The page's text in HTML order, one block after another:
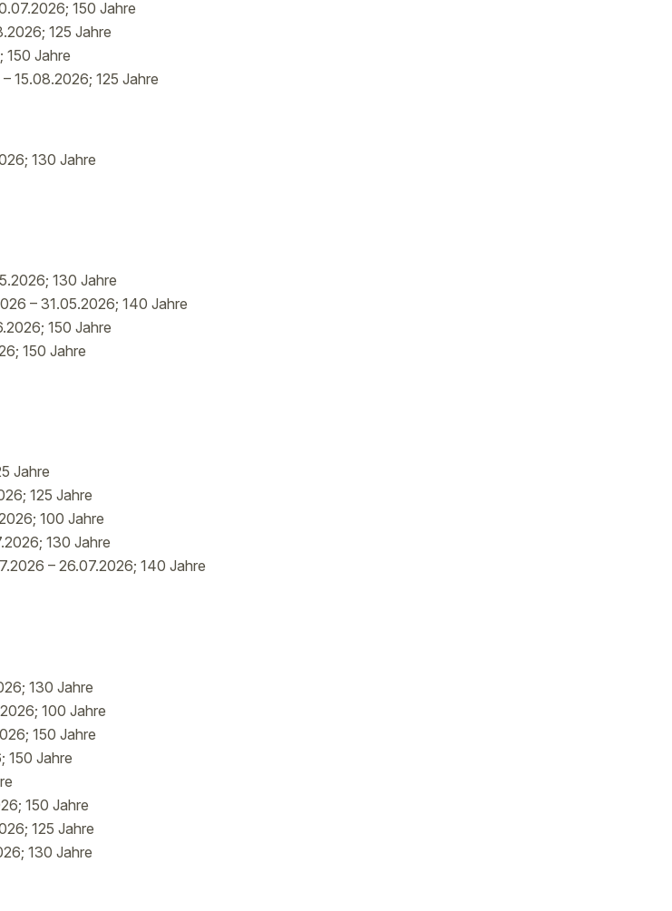
150 Jahre
125 Jahre
150 Jahre
15.08.2026; 125 Jahre
130 Jahre
130 Jahre
– 31.05.2026; 140 Jahre
150 Jahre
150 Jahre
Jahre
125 Jahre
100 Jahre
130 Jahre
– 26.07.2026; 140 Jahre
130 Jahre
100 Jahre
150 Jahre
150 Jahre
150 Jahre
125 Jahre
130 Jahre